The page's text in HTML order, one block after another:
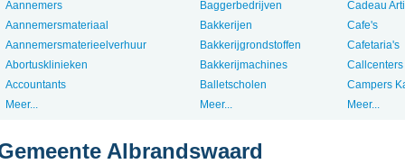
Aannemers
Aannemersmateriaal
Aannemersmaterieelverhuur
Abortusklinieken
Accountants
Meer...
Baggerbedrijven
Bakkerijen
Bakkerijgrondstoffen
Bakkerijmachines
Balletscholen
Meer...
Cadeau
Cafe's
Cafetaria's
Callcenters
Campers
Meer...
Albrandswaard